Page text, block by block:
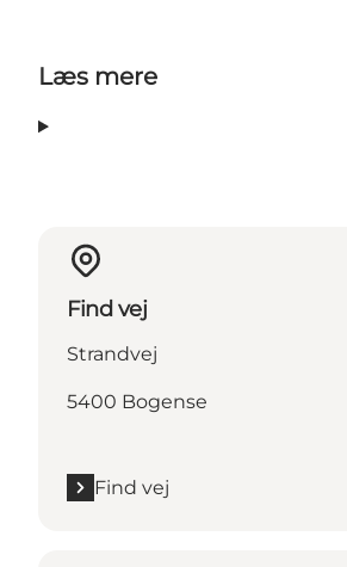
Læs mere
Find vej
Strandvej
5400 Bogense
Find vej